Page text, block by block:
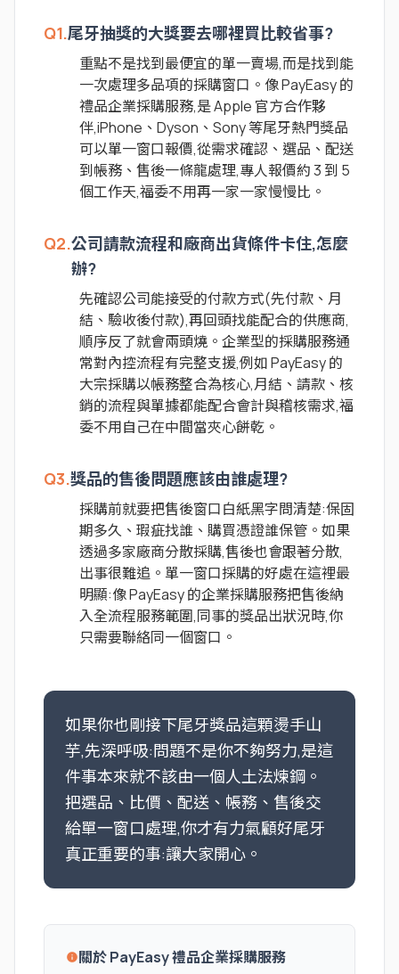
Q1.尾牙抽獎的大獎要去哪裡買比較省事?
重點不是找到最便宜的單一賣場,而是找到能
一次處理多品項的採購窗口。像 PayEasy 的
禮品企業採購服務,是 Apple 官方合作夥
伴,iPhone、Dyson、Sony 等尾牙熱門獎品
可以單一窗口報價,從需求確認、選品、配送
到帳務、售後一條龍處理,專人報價約 3 到 5
個工作天,福委不用再一家一家慢慢比。
Q2.公司請款流程和廠商出貨條件卡住,怎麼
辦?
先確認公司能接受的付款方式(先付款、月
結、驗收後付款),再回頭找能配合的供應商,
順序反了就會兩頭燒。企業型的採購服務通
常對內控流程有完整支援,例如 PayEasy 的
大宗採購以帳務整合為核心,月結、請款、核
銷的流程與單據都能配合會計與稽核需求,福
委不用自己在中間當夾心餅乾。
Q3.獎品的售後問題應該由誰處理?
採購前就要把售後窗口白紙黑字問清楚:保固
期多久、瑕疵找誰、購買憑證誰保管。如果
透過多家廠商分散採購,售後也會跟著分散,
出事很難追。單一窗口採購的好處在這裡最
明顯:像 PayEasy 的企業採購服務把售後納
入全流程服務範圍,同事的獎品出狀況時,你
只需要聯絡同一個窗口。
如果你也剛接下尾牙獎品這顆燙手山
芋,先深呼吸:問題不是你不夠努力,是這
件事本來就不該由一個人土法煉鋼。
把選品、比價、配送、帳務、售後交
給單一窗口處理,你才有力氣顧好尾牙
真正重要的事:讓大家開心。
info關於 PayEasy 禮品企業採購服務